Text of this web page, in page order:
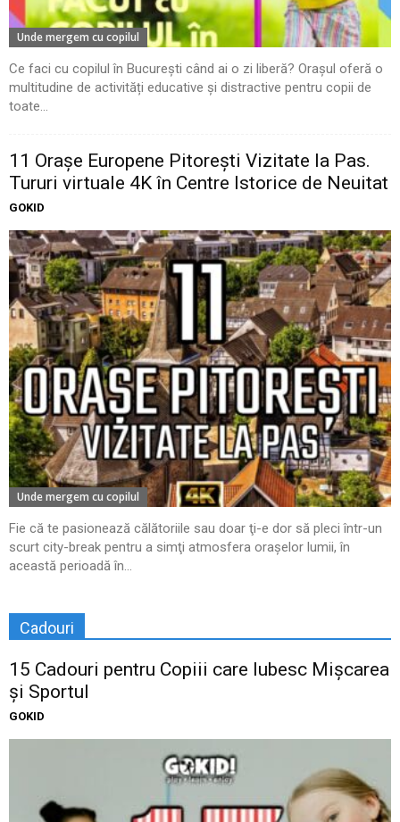
Unde mergem cu copilul
Ce faci cu copilul în București când ai o zi liberă? Orașul oferă o
multitudine de activități educative și distractive pentru copii de
toate...
11 Oraşe Europene Pitoreşti Vizitate la Pas.
Tururi virtuale 4K în Centre Istorice de Neuitat
GOKID
Unde mergem cu copilul
Fie că te pasionează călătoriile sau doar ţi-e dor să pleci într-un
scurt city-break pentru a simţi atmosfera oraşelor lumii, în
această perioadă în...
Cadouri
15 Cadouri pentru Copiii care Iubesc Mișcarea
și Sportul
GOKID